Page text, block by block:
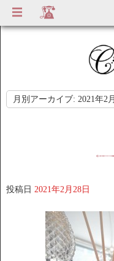
月別アーカイブ: 2021年2月
投稿日 2021年2月28日